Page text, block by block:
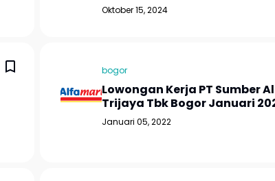
Oktober 15, 2024
bogor
Lowongan Kerja PT Sumber
Trijaya Tbk Bogor Januari
Januari 05, 2022